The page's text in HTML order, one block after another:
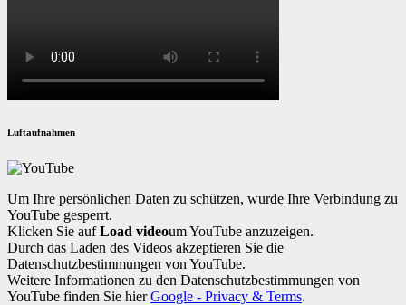
Luftaufnahmen
Um Ihre persönlichen Daten zu schützen, wurde Ihre Verbindung zu
YouTube gesperrt.
Klicken Sie aufLoad videoum YouTube anzuzeigen.
Durch das Laden des Videos akzeptieren Sie die
Datenschutzbestimmungen von YouTube.
Weitere Informationen zu den Datenschutzbestimmungen von
YouTube finden Sie hierGoogle - Privacy & Terms.